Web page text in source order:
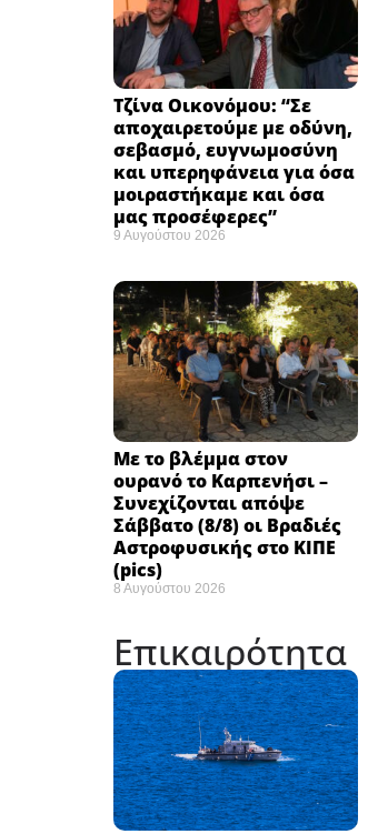
Τζίνα Οικονόμου: “Σε
αποχαιρετούμε με οδύνη,
σεβασμό, ευγνωμοσύνη
και υπερηφάνεια για όσα
μοιραστήκαμε και όσα
μας προσέφερες”
9 Αυγούστου 2026
Με το βλέμμα στον
ουρανό το Καρπενήσι –
Συνεχίζονται απόψε
Σάββατο (8/8) οι Βραδιές
Αστροφυσικής στο ΚΙΠΕ
(pics)
8 Αυγούστου 2026
Επικαιρότητα